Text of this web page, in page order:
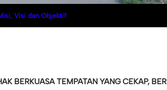
Visi dan Objektif
BERKUASA TEMPATAN YANG CEKAP,